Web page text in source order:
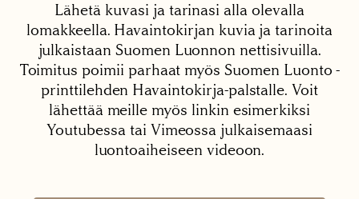
Lähetä kuvasi ja tarinasi alla olevalla
lomakkeella. Havaintokirjan kuvia ja tarinoita
julkaistaan Suomen Luonnon nettisivuilla.
Toimitus poimii parhaat myös Suomen Luonto -
printtilehden Havaintokirja-palstalle. Voit
lähettää meille myös linkin esimerkiksi
Youtubessa tai Vimeossa julkaisemaasi
luontoaiheiseen videoon.